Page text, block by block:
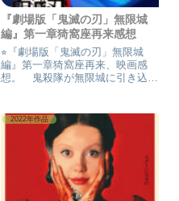
『劇場版「鬼滅の刃」無限城
編』第一章猗窩座再来感想
⭐︎『劇場版「鬼滅の刃」無限城
編』第一章猗窩座再来、映画感
想。 鬼殺隊が無限城に引き込ま
始まる。第一章では炭治郎・義勇
VS猗窩座、しのぶVS童磨、善逸
VS兄弟子対決がメインである。
2022年作品